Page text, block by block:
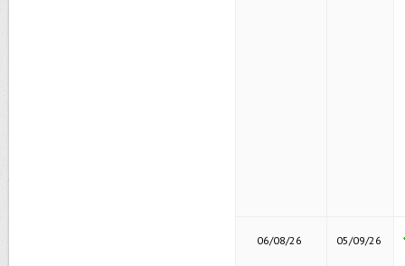
06/08/26 05/09/26